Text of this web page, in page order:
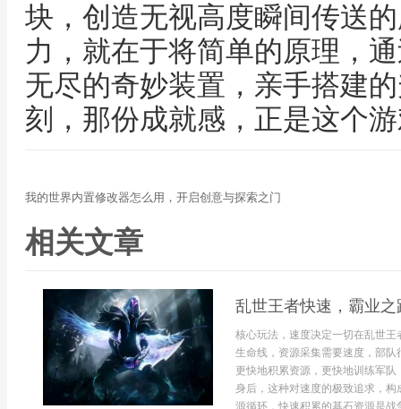
块，创造无视高度瞬间传送
力，就在于将简单的原理，
无尽的奇妙装置，亲手搭建
刻，那份成就感，正是这个
我的世界内置修改器怎么用，开启创意与探索之门
相关文章
乱世王者快速，霸业
核心玩法，速度决定一切在乱世
生命线，资源采集需要速度，部
更快地积累资源，更快地训练军
身后，这种对速度的极致追求，
源循环，快速积累的基石资源是战